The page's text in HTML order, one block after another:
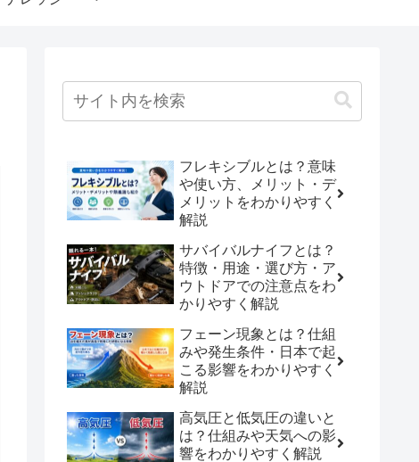
フレキシブルとは？意味
や使い方、メリット・デ
メリットをわかりやすく
解説
サバイバルナイフとは？
特徴・用途・選び方・ア
ウトドアでの注意点をわ
かりやすく解説
フェーン現象とは？仕組
みや発生条件・日本で起
こる影響をわかりやすく
解説
高気圧と低気圧の違いと
は？仕組みや天気への影
響をわかりやすく解説